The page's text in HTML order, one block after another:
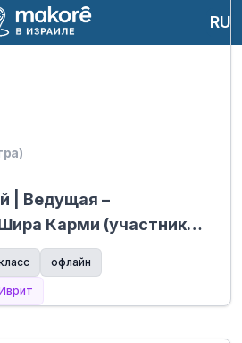
RU
| Ведущая –
Карми (участник
Хабайта) – Mediatech
офлайн